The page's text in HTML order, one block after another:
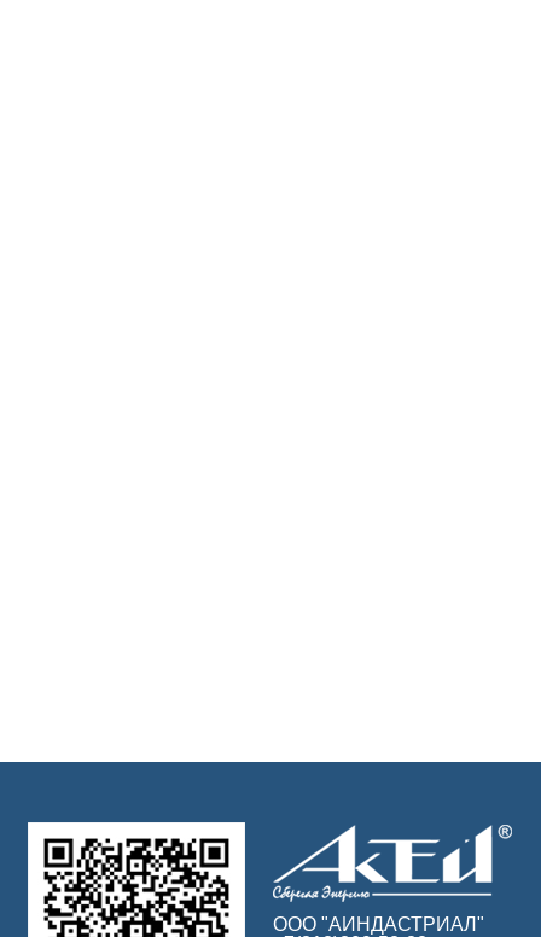
ООО "АИНДАСТРИАЛ"